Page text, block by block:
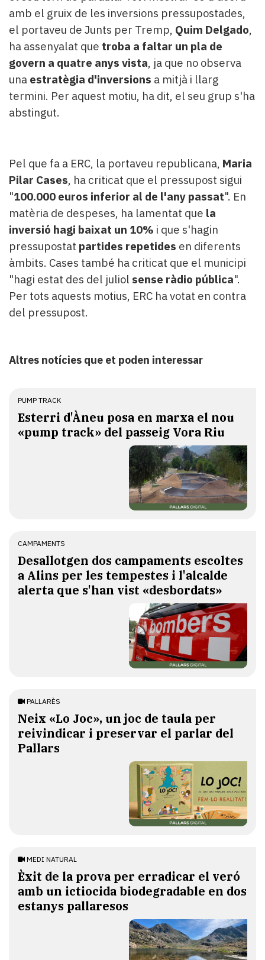
amb el gruix de les inversions pressupostades,
el portaveu de Junts per Tremp, Quim Delgado,
ha assenyalat que troba a faltar un pla de
govern a quatre anys vista, ja que no observa
una estratègia d'inversions a mitjà i llarg
termini. Per aquest motiu, ha dit, el seu grup s'ha
abstingut.
Pel que fa a ERC, la portaveu republicana, Maria
Pilar Cases, ha criticat que el pressupost sigui
"100.000 euros inferior al de l'any passat". En
matèria de despeses, ha lamentat que la
inversió hagi baixat un 10% i que s'hagin
pressupostat partides repetides en diferents
àmbits. Cases també ha criticat que el municipi
"hagi estat des del juliol sense ràdio pública".
Per tots aquests motius, ERC ha votat en contra
del pressupost.
Altres notícies que et poden interessar
PUMP TRACK
Esterri d'Àneu posa en marxa el nou
«pump track» del passeig Vora Riu
CAMPAMENTS
​Desallotgen dos campaments escoltes
a Alins per les tempestes i l'alcalde
alerta que s'han vist «desbordats»
PALLARÈS
​Neix «Lo Joc», un joc de taula per
reivindicar i preservar el parlar del
Pallars
MEDI NATURAL
Èxit de la prova per erradicar el veró
amb un ictiocida biodegradable en dos
estanys pallaresos